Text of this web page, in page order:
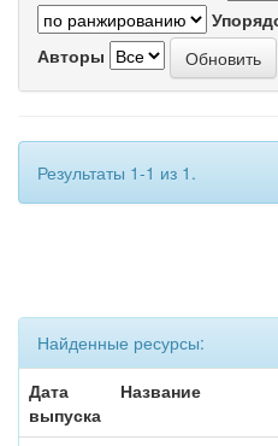
Авторы
Результаты 1-1 из 1.
Найденные ресурсы:
Дата
выпуска
Название